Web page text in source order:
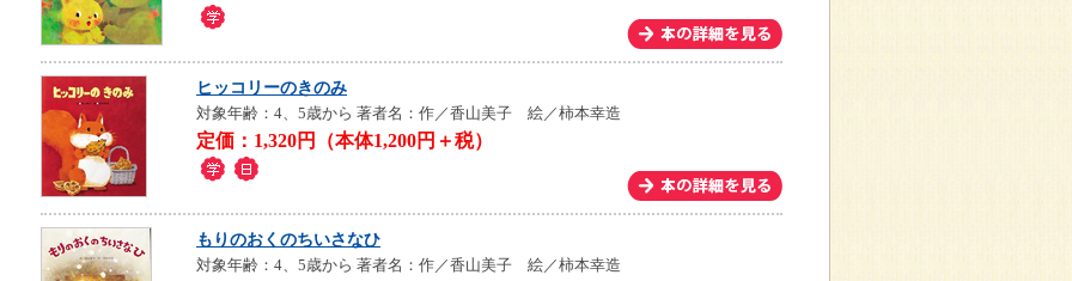
ヒッコリーのきのみ
対象年齢：4、5歳から 著者名：作／香山美子 絵／柿本幸造
定価：1,320円（本体1,200円＋税）
もりのおくのちいさなひ
対象年齢：4、5歳から 著者名：作／香山美子 絵／柿本幸造